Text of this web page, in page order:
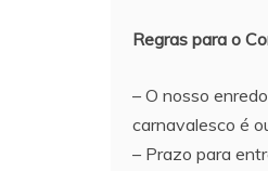
Regras para o
– O nosso
carnavalesco é
– Prazo para